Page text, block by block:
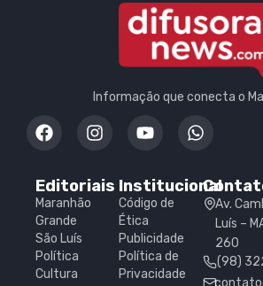
Informação que conecta o
Editoriais
Maranhão
Grande
São Luís
Política
Cultura
Institucional
Código de
Ética
Publicidade
Política de
Privacidade
Av.
Luís –
260
(98)